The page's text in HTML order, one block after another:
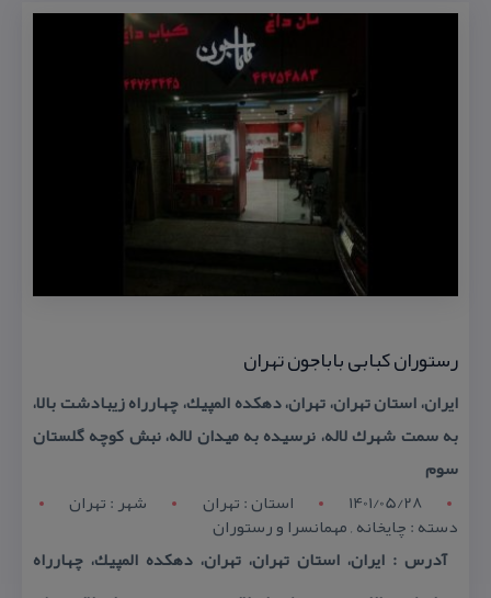
رستوران كبابی باباجون تهران
ایران، استان تهران، تهران، دهكده المپیك، چهارراه زیبادشت بالا،
به سمت شهرك لاله، نرسیده به میدان لاله، نبش كوچه گلستان
سوم
1401/05/28
استان : تهران شهر : تهران
دسته : چایخانه , مهمانسرا و رستوران
آدرس : ایران، استان تهران، تهران، دهكده المپیك، چهارراه